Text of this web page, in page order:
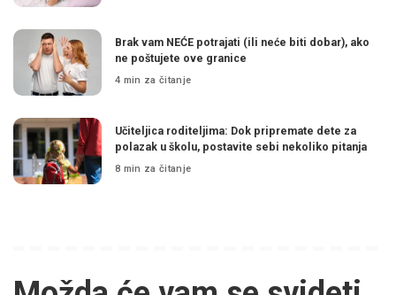
Brak vam NEĆE potrajati (ili neće biti dobar), ako
ne poštujete ove granice
4 min za čitanje
Učiteljica roditeljima: Dok pripremate dete za
polazak u školu, postavite sebi nekoliko pitanja
8 min za čitanje